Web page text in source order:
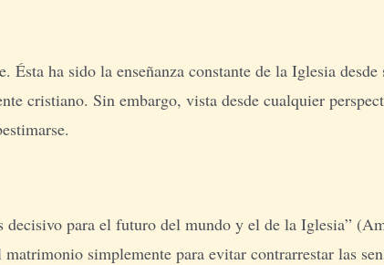
ha sido la enseñanza constante de la Iglesia
cristiano. Sin embargo, vista desde cualquier
para el futuro del mundo y el de la Iglesia”
simplemente para evitar contrarrestar las